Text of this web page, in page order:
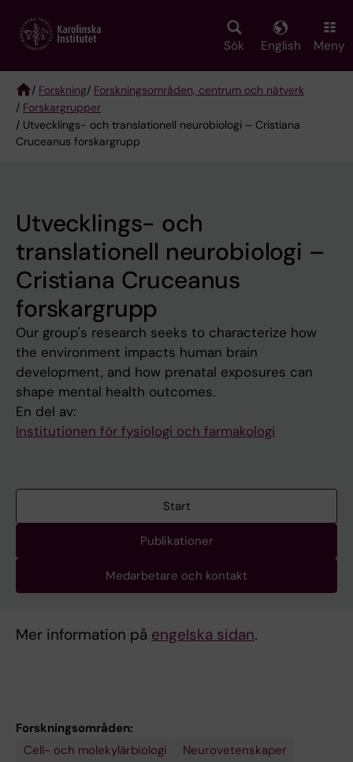
main
Sök English Meny
Breadcrumb
/ Forskning/ Forskningsområden, centrum och nätverk
/ Forskargrupper
/ Utvecklings- och translationell neurobiologi – Cristiana
Cruceanus forskargrupp
Utvecklings- och
translationell neurobiologi –
Cristiana Cruceanus
forskargrupp
Our group's research seeks to characterize how
the environment impacts human brain
development, and how prenatal exposures can
shape mental health outcomes.
En del av:
Institutionen för fysiologi och farmakologi
Start
Publikationer
Medarbetare och kontakt
Mer information på engelska sidan.
Forskningsområden:
Cell- och molekylärbiologi
Neurovetenskaper